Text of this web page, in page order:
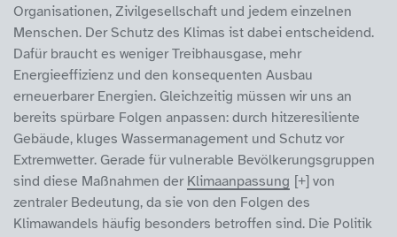
Organisationen, Zivilgesellschaft und jedem einzelnen
Menschen. Der Schutz des Klimas ist dabei entscheidend.
Dafür braucht es weniger Treibhausgase, mehr
Energieeffizienz und den konsequenten Ausbau
erneuerbarer Energien. Gleichzeitig müssen wir uns an
bereits spürbare Folgen anpassen: durch hitzeresiliente
Gebäude, kluges Wassermanagement und Schutz vor
Extremwetter. Gerade für vulnerable Bevölkerungsgruppen
sind diese Maßnahmen der Klimaanpassung
von
zentraler Bedeutung, da sie von den Folgen des
Klimawandels häufig besonders betroffen sind. Die Politik